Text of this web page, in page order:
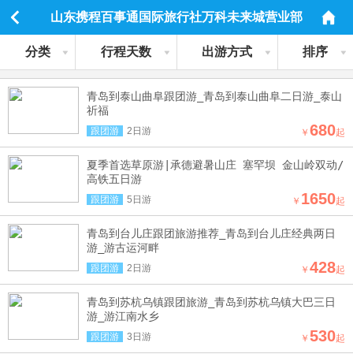
山东携程百事通国际旅行社万科未来城营业部
分类 行程天数 出游方式 排序
青岛到泰山曲阜跟团游_青岛到泰山曲阜二日游_泰山
祈福
跟团游 2日游 ￥ 680起
夏季首选草原游|承德避暑山庄 塞罕坝 金山岭双动/
高铁五日游
跟团游 5日游 ￥ 1650起
青岛到台儿庄跟团旅游推荐_青岛到台儿庄经典两日
游_游古运河畔
跟团游 2日游 ￥ 428起
青岛到苏杭乌镇跟团旅游_青岛到苏杭乌镇大巴三日
游_游江南水乡
跟团游 3日游 ￥ 530起